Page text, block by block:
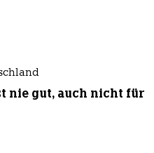
nie gut, auch nicht für